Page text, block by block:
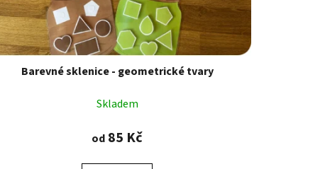
Barevné sklenice - geometrické tvary
Skladem
od 85 Kč